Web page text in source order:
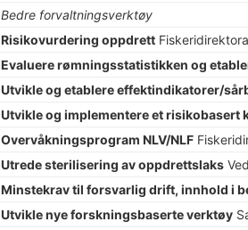
Bedre forvaltningsverktøy
Risikovurdering oppdrett
Evaluere rømningsstatistikken og
Utvikle og etablere effektindikatorer/
Utvikle og implementere et risikobasert
Overvåkningsprogram NLV/NLF
Utrede sterilisering av oppdrettslaks
Minstekrav til forsvarlig drift, innhold i
Utvikle nye forskningsbaserte verktøy